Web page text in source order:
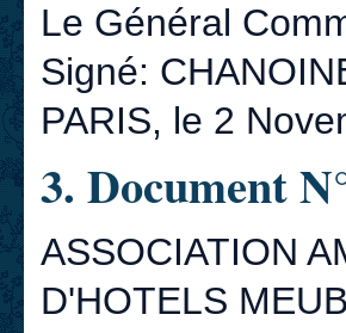
Le Général
Signé:
PARIS, le 2
3. Document
ASSOCIATION
D'HOTELS